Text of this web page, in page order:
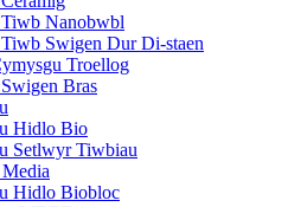
Nanobwbl
Swigen Dur Di-staen
Troellog
Bras
Hidlo Bio
Setlwyr Tiwbiau
Hidlo Biobloc